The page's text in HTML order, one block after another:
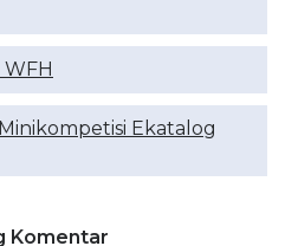
Ekatalog
Komentar